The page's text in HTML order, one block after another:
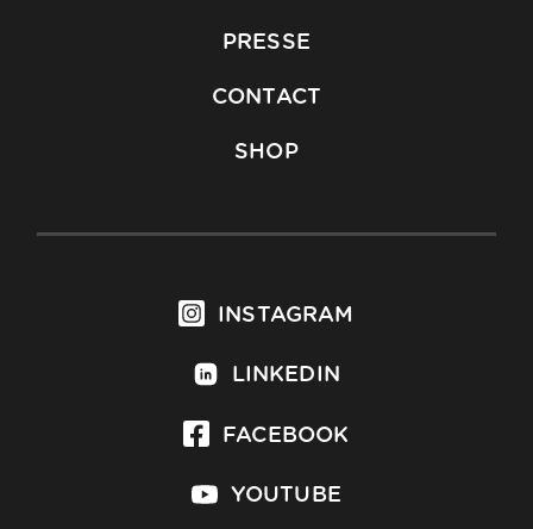
PRESSE
CONTACT
SHOP
INSTAGRAM
LINKEDIN
FACEBOOK
YOUTUBE